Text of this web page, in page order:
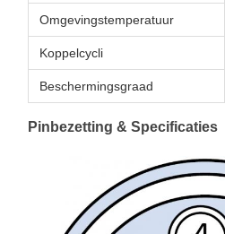
Omgevingstemperatuur
Koppelcycli
Beschermingsgraad
Pinbezetting & Specificaties